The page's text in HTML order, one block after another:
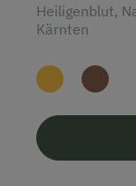
Heiligenblut,
Kärnten